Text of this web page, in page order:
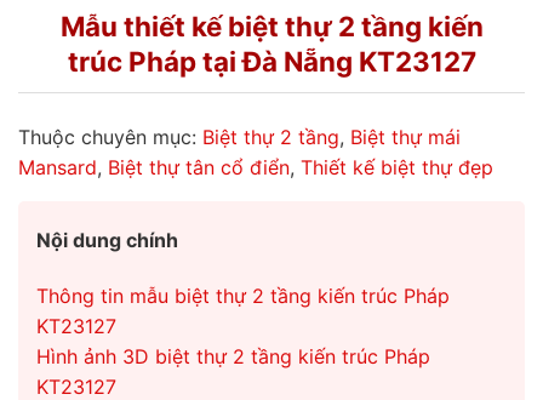
Mẫu thiết kế biệt thự 2 tầng kiến
trúc Pháp tại Đà Nẵng KT23127
Thuộc chuyên mục: Biệt thự 2 tầng, Biệt thự mái
Mansard, Biệt thự tân cổ điển, Thiết kế biệt thự đẹp
Nội dung chính
Thông tin mẫu biệt thự 2 tầng kiến trúc Pháp
KT23127
Hình ảnh 3D biệt thự 2 tầng kiến trúc Pháp
KT23127